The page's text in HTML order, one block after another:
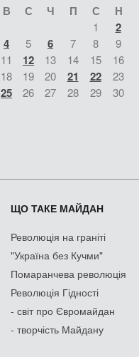
В С Ч П С Н
1 2
4 5 6 7 8
9
11 12 13 14 15
16
18 19 20 21 22
23
25 26 27 28 29
30
ЩО ТАКЕ МАЙДАН
Революція на граніті
"Україна без Кучми"
Помаранчева революція
Революція Гідності
- світ про Євромайдан
- творчість Майдану